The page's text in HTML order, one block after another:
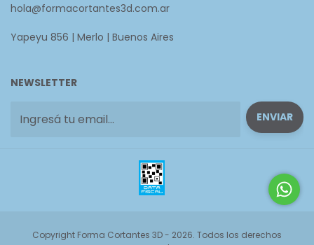
hola@formacortantes3d.com.ar
Yapeyu 856 | Merlo | Buenos Aires
NEWSLETTER
Copyright Forma Cortantes 3D - 2026. Todos los derechos